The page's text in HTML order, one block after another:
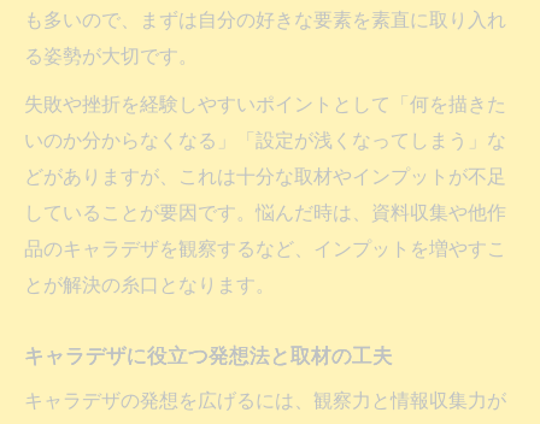
も多いので、まずは自分の好きな要素を素直に取り入れ
る姿勢が大切です。
失敗や挫折を経験しやすいポイントとして「何を描きた
いのか分からなくなる」「設定が浅くなってしまう」な
どがありますが、これは十分な取材やインプットが不足
していることが要因です。悩んだ時は、資料収集や他作
品のキャラデザを観察するなど、インプットを増やすこ
とが解決の糸口となります。
キャラデザに役立つ発想法と取材の工夫
キャラデザの発想を広げるには、観察力と情報収集力が